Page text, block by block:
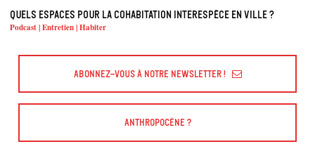
Quels espaces pour la cohabitation interespèce en ville ?
Podcast | Entretien | Habiter
Abonnez-vous à Notre Newsletter !
Anthropocène ?